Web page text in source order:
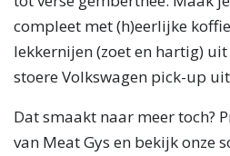
compleet met (h)eerlijke
lekkernijen (zoet en hartig)
stoere Volkswagen pick-up
Dat smaakt naar meer toch?
van Meat Gys en bekijk onze